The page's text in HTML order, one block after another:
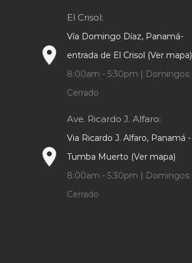
de
producto
place
El Crisol:
Vía Domingo Díaz, Panamá-
entrada de El Crisol (Ver mapa)
8:00am - 5:30pm | Domingos:
Cerrado
place
Ave. Ricardo J. Alfaro:
Via Ricardo J. Alfaro, Panamá -
Tumba Muerto (Ver mapa)
8:00am - 5:30pm | Domingos:
Cerrado